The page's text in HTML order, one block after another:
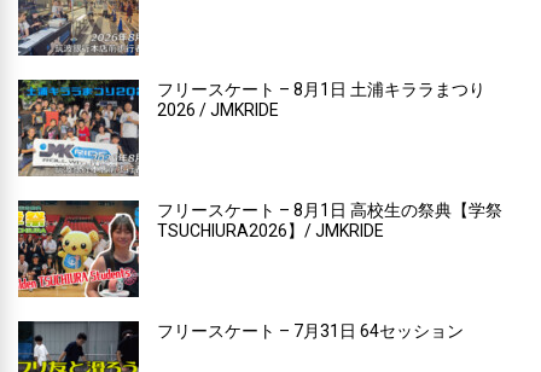
フリースケート – 8月1日 土浦キララまつり
2026 / JMKRIDE
フリースケート – 8月1日 高校生の祭典【学祭
TSUCHIURA2026】/ JMKRIDE
フリースケート – 7月31日 64セッション